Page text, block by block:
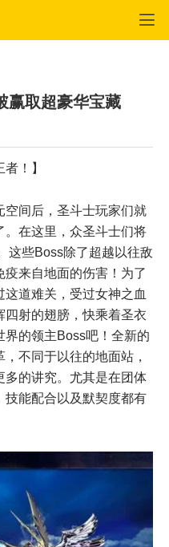
赢取超豪华宝藏
！】
间后，圣斗士玩家们就
。在这里，众圣斗士们将
这些Boss除了超越以往敌
疫来自地面的伤害！为了
道难关，受过女神之血
射的翅膀，快乘着圣衣
界的领主Boss吧！全新的
不同于以往的地面站，
多的讲究。尤其是在团体
技能配合以及默契度都有